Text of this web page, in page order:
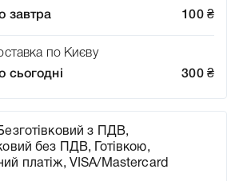
завтра
100 ₴
по Києву
сьогодні
300 ₴
з ПДВ,
без ПДВ, Готівкою,
платіж, VISA/Mastercard